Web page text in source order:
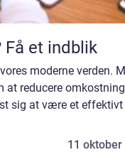
Få et indblik
moderne verden.
at reducere
sig at være et effektivt
11 oktober